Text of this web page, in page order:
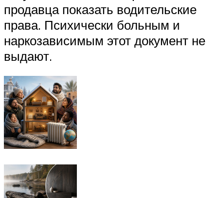
продавца показать водительские
права. Психически больным и
наркозависимым этот документ не
выдают.